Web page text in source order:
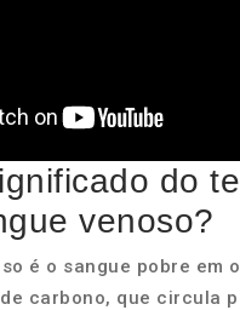
do
venoso?
é o sangue pobre em
carbono, que circula